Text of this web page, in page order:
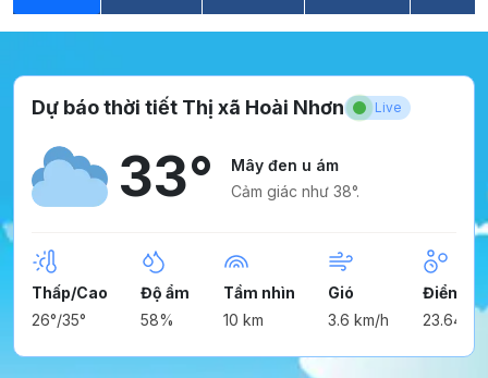
Dự báo thời tiết Thị xã Hoài Nhơn Live
33°
Mây đen u ám
Cảm giác như 38°.
Thấp/Cao
26°/35°
Độ ẩm
58%
Tầm nhìn
10 km
Gió
3.6 km/h
Điểm
23.64°